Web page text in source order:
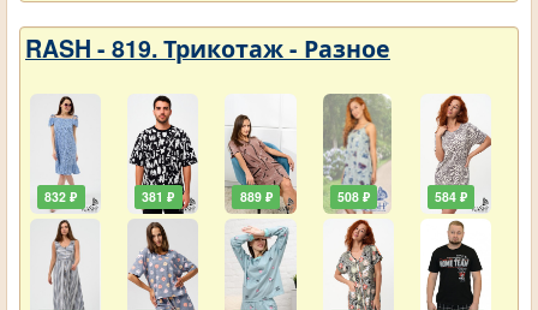
RASH - 819. Трикотаж - Разное
832 ₽ 381 ₽ 889 ₽ 508 ₽ 584 ₽